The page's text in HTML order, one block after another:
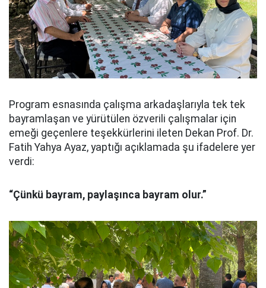
Program esnasında çalışma arkadaşlarıyla tek tek
bayramlaşan ve yürütülen özverili çalışmalar için
emeği geçenlere teşekkürlerini ileten Dekan Prof. Dr.
Fatih Yahya Ayaz, yaptığı açıklamada şu ifadelere yer
verdi:
“Çünkü bayram, paylaşınca bayram olur.”